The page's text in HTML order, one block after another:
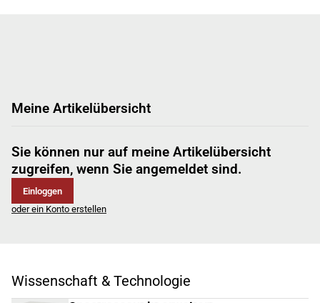
Meine Artikelübersicht
Sie können nur auf meine Artikelübersicht
zugreifen, wenn Sie angemeldet sind.
Einloggen
oder ein Konto erstellen
Wissenschaft & Technologie